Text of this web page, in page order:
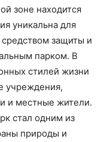
зоне находится
уникальна для
защиты и
парком. В
стилей жизни
учреждения,
и местные жители.
стал одним из
природы и